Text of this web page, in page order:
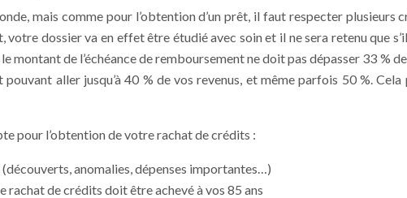
mais comme pour l’obtention d’un prêt, il faut respecter
dossier va en effet être étudié avec soin et il ne sera retenu que
montant de l’échéance de remboursement ne doit pas dépasser 33 %
aller jusqu’à 40 % de vos revenus, et même parfois 50 %.
pour l’obtention de votre rachat de crédits :
anomalies, dépenses importantes…)
rachat de crédits doit être achevé à vos 85 ans